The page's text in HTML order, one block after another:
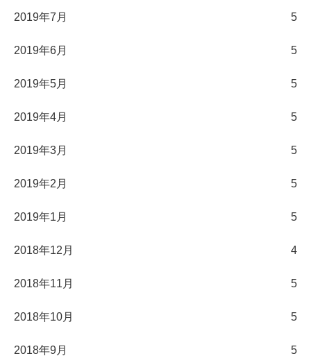
2019年7月 5
2019年6月 5
2019年5月 5
2019年4月 5
2019年3月 5
2019年2月 5
2019年1月 5
2018年12月 4
2018年11月 5
2018年10月 5
2018年9月 5